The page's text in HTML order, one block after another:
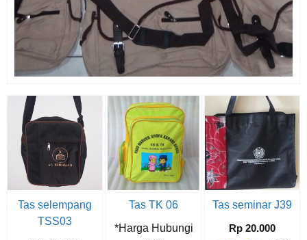
Tas selempang
TSS03
Tas TK 06
*Harga Hubungi
Tas seminar J39
Rp 20.000